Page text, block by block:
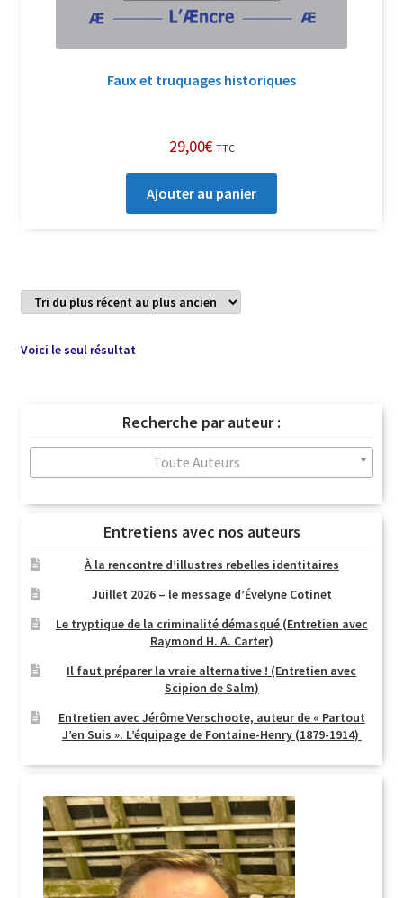
Faux et truquages historiques
29,00€ TTC
Ajouter au panier
Voici le seul résultat
Recherche par auteur :
Toute Auteurs
Entretiens avec nos auteurs
À la rencontre d’illustres rebelles identitaires
Juillet 2026 – le message d’Évelyne Cotinet
Le tryptique de la criminalité démasqué (Entretien avec
Raymond H. A. Carter)
Il faut préparer la vraie alternative ! (Entretien avec
Scipion de Salm)
Entretien avec Jérôme Verschoote, auteur de « Partout
J’en Suis ». L’équipage de Fontaine-Henry (1879-1914)